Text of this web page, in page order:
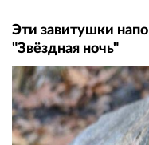
Эти завитушки
"Звёздная ночь"